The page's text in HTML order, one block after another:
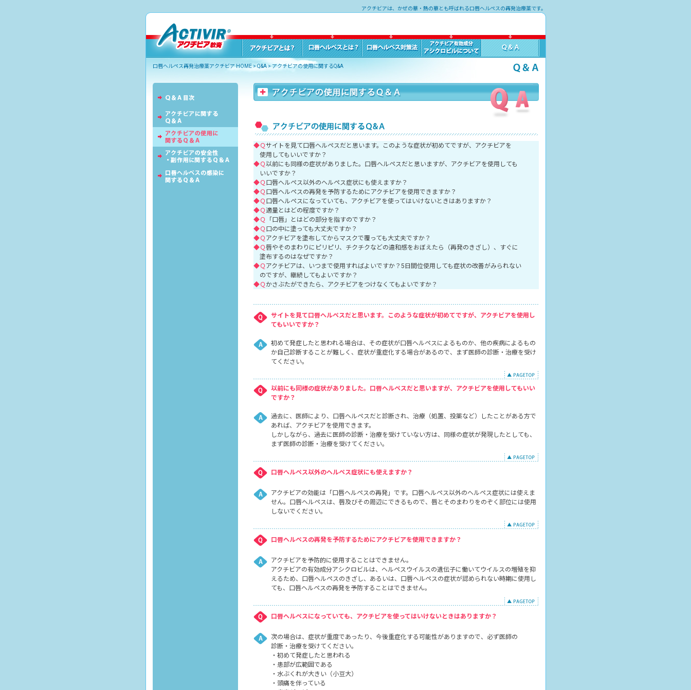
アクチビアは、かぜの華・熱の華とも呼ばれる口唇ヘルペスの再発治療薬です。
口唇ヘルペス再発治療薬アクチビア HOME>Q&A>アクチビアの使用に関するQ&A
◆Ｑサイトを見て口唇ヘルペスだと思います。このような症状が初めてですが、アクチビアを
使用してもいいですか？
◆Ｑ以前にも同様の症状がありました。口唇ヘルペスだと思いますが、アクチビアを使用しても
いいですか？
◆Ｑ 口唇ヘルペス以外のヘルペス症状にも使えますか？
◆Ｑ 口唇ヘルペスの再発を予防するためにアクチビアを使用できますか？
◆Ｑ 口唇ヘルペスになっていても、アクチビアを使ってはいけないときはありますか？
◆Ｑ適量とはどの程度ですか？
◆Ｑ
「口唇」とはどの部分を指すのですか？
◆Ｑ 口の中に塗っても大丈夫ですか？
◆Ｑ アクチビアを塗布してからマスクで覆っても大丈夫ですか？
◆Ｑ唇やそのまわりにピリピリ、チクチクなどの違和感をおぼえたら（再発のきざし）、すぐに
塗布するのはなぜですか？
◆Ｑ アクチビアは、いつまで使用すればよいですか？5日間位使用しても症状の改善がみられない
のですが、継続してもよいですか？
◆Ｑ かさぶたができたら、アクチビアをつけなくてもよいですか？
サイトを見て口唇ヘルペスだと思います。このような症状が初めてですが、アクチビアを使用し
てもいいですか？
初めて発症したと思われる場合は、その症状が口唇ヘルペスによるものか、他の疾病によるもの
か自己診断することが難しく、症状が重症化する場合があるので、まず医師の診断・治療を受け
てください。
以前にも同様の症状がありました。口唇ヘルペスだと思いますが、アクチビアを使用してもいい
ですか？
過去に、医師により、口唇ヘルペスだと診断され、治療（処置、投薬など）したことがある方で
あれば、アクチビアを使用できます。
しかしながら、過去に医師の診断・治療を受けていない方は、同様の症状が発現したとしても、
まず医師の診断・治療を受けてください。
口唇ヘルペス以外のヘルペス症状にも使えますか？
アクチビアの効能は「口唇ヘルペスの再発」です。口唇ヘルペス以外のヘルペス症状には使えま
せん。口唇ヘルペスは、唇及びその周辺にできるもので、唇とそのまわりをのぞく部位には使用
しないでください。
口唇ヘルペスの再発を予防するためにアクチビアを使用できますか？
アクチビアを予防的に使用することはできません。
アクチビアの有効成分アシクロビルは、ヘルペスウイルスの遺伝子に働いてウイルスの増殖を抑
えるため、口唇ヘルペスのきざし、あるいは、口唇ヘルペスの症状が認められない時期に使用し
ても、口唇ヘルペスの再発を予防することはできません。
口唇ヘルペスになっていても、アクチビアを使ってはいけないときはありますか？
次の場合は、症状が重度であったり、今後重症化する可能性がありますので、必ず医師の
診断・治療を受けてください。
・初めて発症したと思われる
・患部が広範囲である
・水ぶくれが大きい（小豆大）
・頭痛を伴っている